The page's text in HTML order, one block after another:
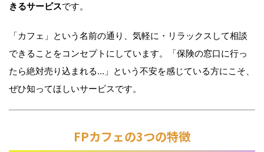
きるサービスです。
「カフェ」という名前の通り、気軽に・リラックスして相談
できることをコンセプトにしています。「保険の窓口に行っ
たら絶対売り込まれる…」という不安を感じている方にこそ、
ぜひ知ってほしいサービスです。
FPカフェの3つの特徴